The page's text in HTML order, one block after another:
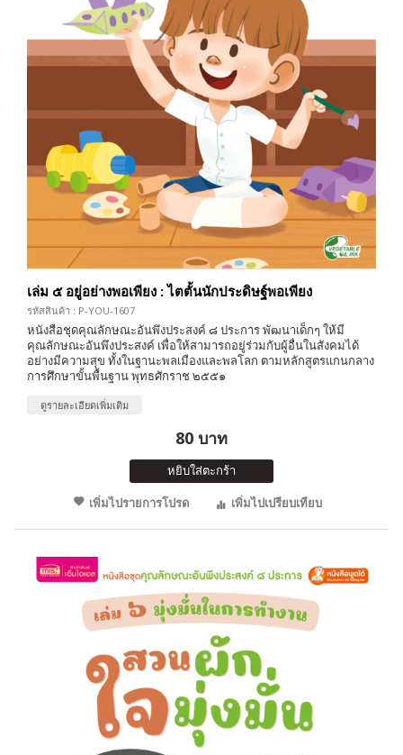
เล่ม ๕ อยู่อย่างพอเพียง : ไตตั้นนักประดิษฐ์พอเพียง
รหัสสินค้า : P-YOU-1607
หนังสือชุดคุณลักษณะอันพึงประสงค์ ๘ ประการ พัฒนาเด็กๆ ให้มี
คุณลักษณะอันพึงประสงค์ เพื่อให้สามารถอยู่ร่วมกับผู้อื่นในสังคมได้
อย่างมีความสุข ทั้งในฐานะพลเมืองและพลโลก ตามหลักสูตรแกนกลาง
การศึกษาขั้นพื้นฐาน พุทธศักราช ๒๕๕๑
ดูรายละเอียดเพิ่มเติม
80 บาท
หยิบใส่ตะกร้า
เพิ่มไปรายการโปรด
เพิ่มไปเปรียบเทียบ